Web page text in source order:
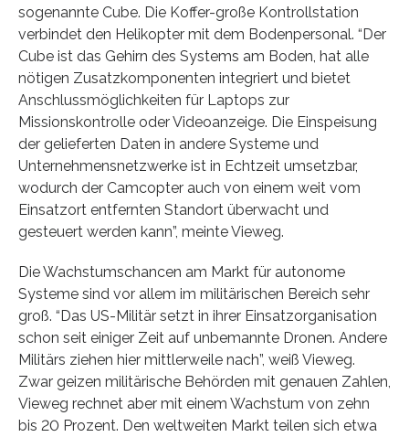
sogenannte Cube. Die Koffer-große Kontrollstation
verbindet den Helikopter mit dem Bodenpersonal. “Der
Cube ist das Gehirn des Systems am Boden, hat alle
nötigen Zusatzkomponenten integriert und bietet
Anschlussmöglichkeiten für Laptops zur
Missionskontrolle oder Videoanzeige. Die Einspeisung
der gelieferten Daten in andere Systeme und
Unternehmensnetzwerke ist in Echtzeit umsetzbar,
wodurch der Camcopter auch von einem weit vom
Einsatzort entfernten Standort überwacht und
gesteuert werden kann”, meinte Vieweg.
Die Wachstumschancen am Markt für autonome
Systeme sind vor allem im militärischen Bereich sehr
groß. “Das US-Militär setzt in ihrer Einsatzorganisation
schon seit einiger Zeit auf unbemannte Dronen. Andere
Militärs ziehen hier mittlerweile nach”, weiß Vieweg.
Zwar geizen militärische Behörden mit genauen Zahlen,
Vieweg rechnet aber mit einem Wachstum von zehn
bis 20 Prozent. Den weltweiten Markt teilen sich etwa